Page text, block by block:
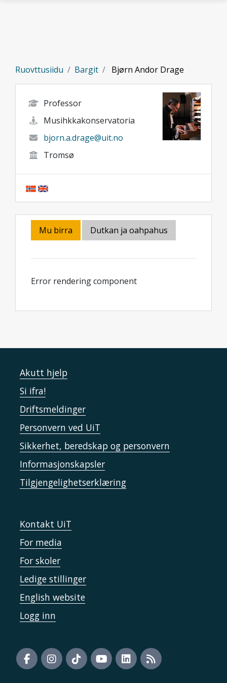
Ruovttusiidu Bargit Bjørn Andor Drage
Professor
Musihkkakonservatoria
bjorn.a.drage@uit.no
Tromsø
Mu birra Dutkan ja oahpahus
Error rendering component
Akutt hjelp
Si ifra!
Driftsmeldinger
Personvern ved UiT
Sikkerhet, beredskap og personvern
Informasjonskapsler
Tilgjengelighetserklæring
Kontakt UiT
For media
For skoler
Ledige stillinger
English website
Logg inn